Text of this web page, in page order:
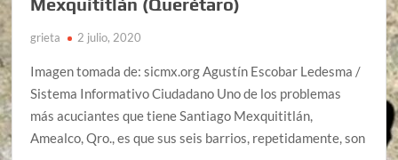
grieta 2 julio, 2020
Imagen tomada de: sicmx.org Agustín Escobar Ledesma /
Sistema Informativo Ciudadano Uno de los problemas
más acuciantes que tiene Santiago Mexquititlán,
Amealco, Qro., es que sus seis barrios, repetidamente, son